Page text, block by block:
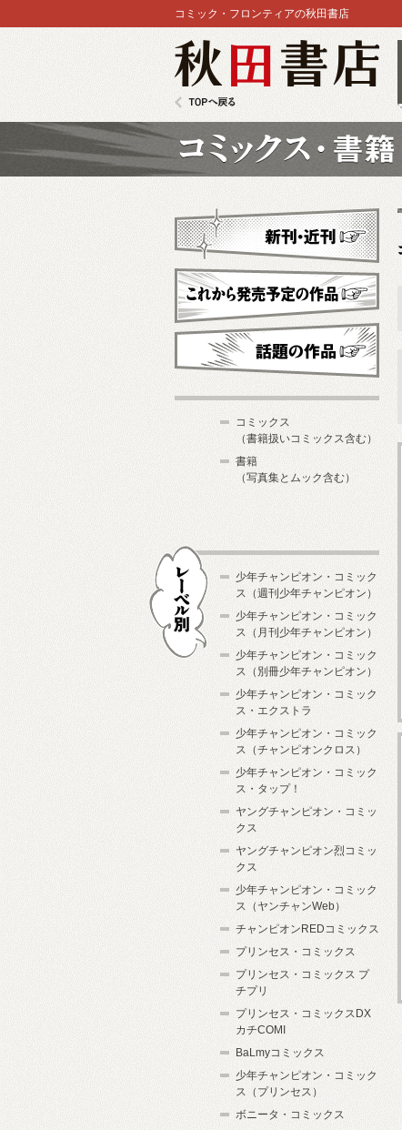
コミック・フロンティアの秋田書店
新刊・近刊
これから発売予定
コミックス
（書籍扱いコミックス含む）
書籍
（写真集とムック含む）
少年チャンピオン・コミック
ス（週刊少年チャンピオン）
少年チャンピオン・コミック
ス（月刊少年チャンピオン）
少年チャンピオン・コミック
ス（別冊少年チャンピオン）
少年チャンピオン・コミック
ス・エクストラ
少年チャンピオン・コミック
ス（チャンピオンクロス）
少年チャンピオン・コミック
ス・タップ！
ヤングチャンピオン・コミッ
クス
ヤングチャンピオン烈コミッ
クス
少年チャンピオン・コミック
ス（ヤンチャンWeb）
チャンピオンREDコミックス
プリンセス・コミックス
プリンセス・コミックス プ
チプリ
プリンセス・コミックスDX
カチCOMI
BaLmyコミックス
少年チャンピオン・コミック
ス（プリンセス）
ボニータ・コミックス